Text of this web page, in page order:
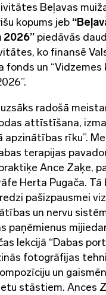
Beļavas
kopums jeb
2026” piedāvās
ko finansē
fonds un “Vidzemes
radošā
attīstīšana,
apzinātības rīku”.
terapijas
Ance Zaķe,
Herta Pugača. Tā
pašizpausmei
un nervu
paņēmienus
lekcijā “Dabas
fotogrāfijas
un
stāstiem. Ances